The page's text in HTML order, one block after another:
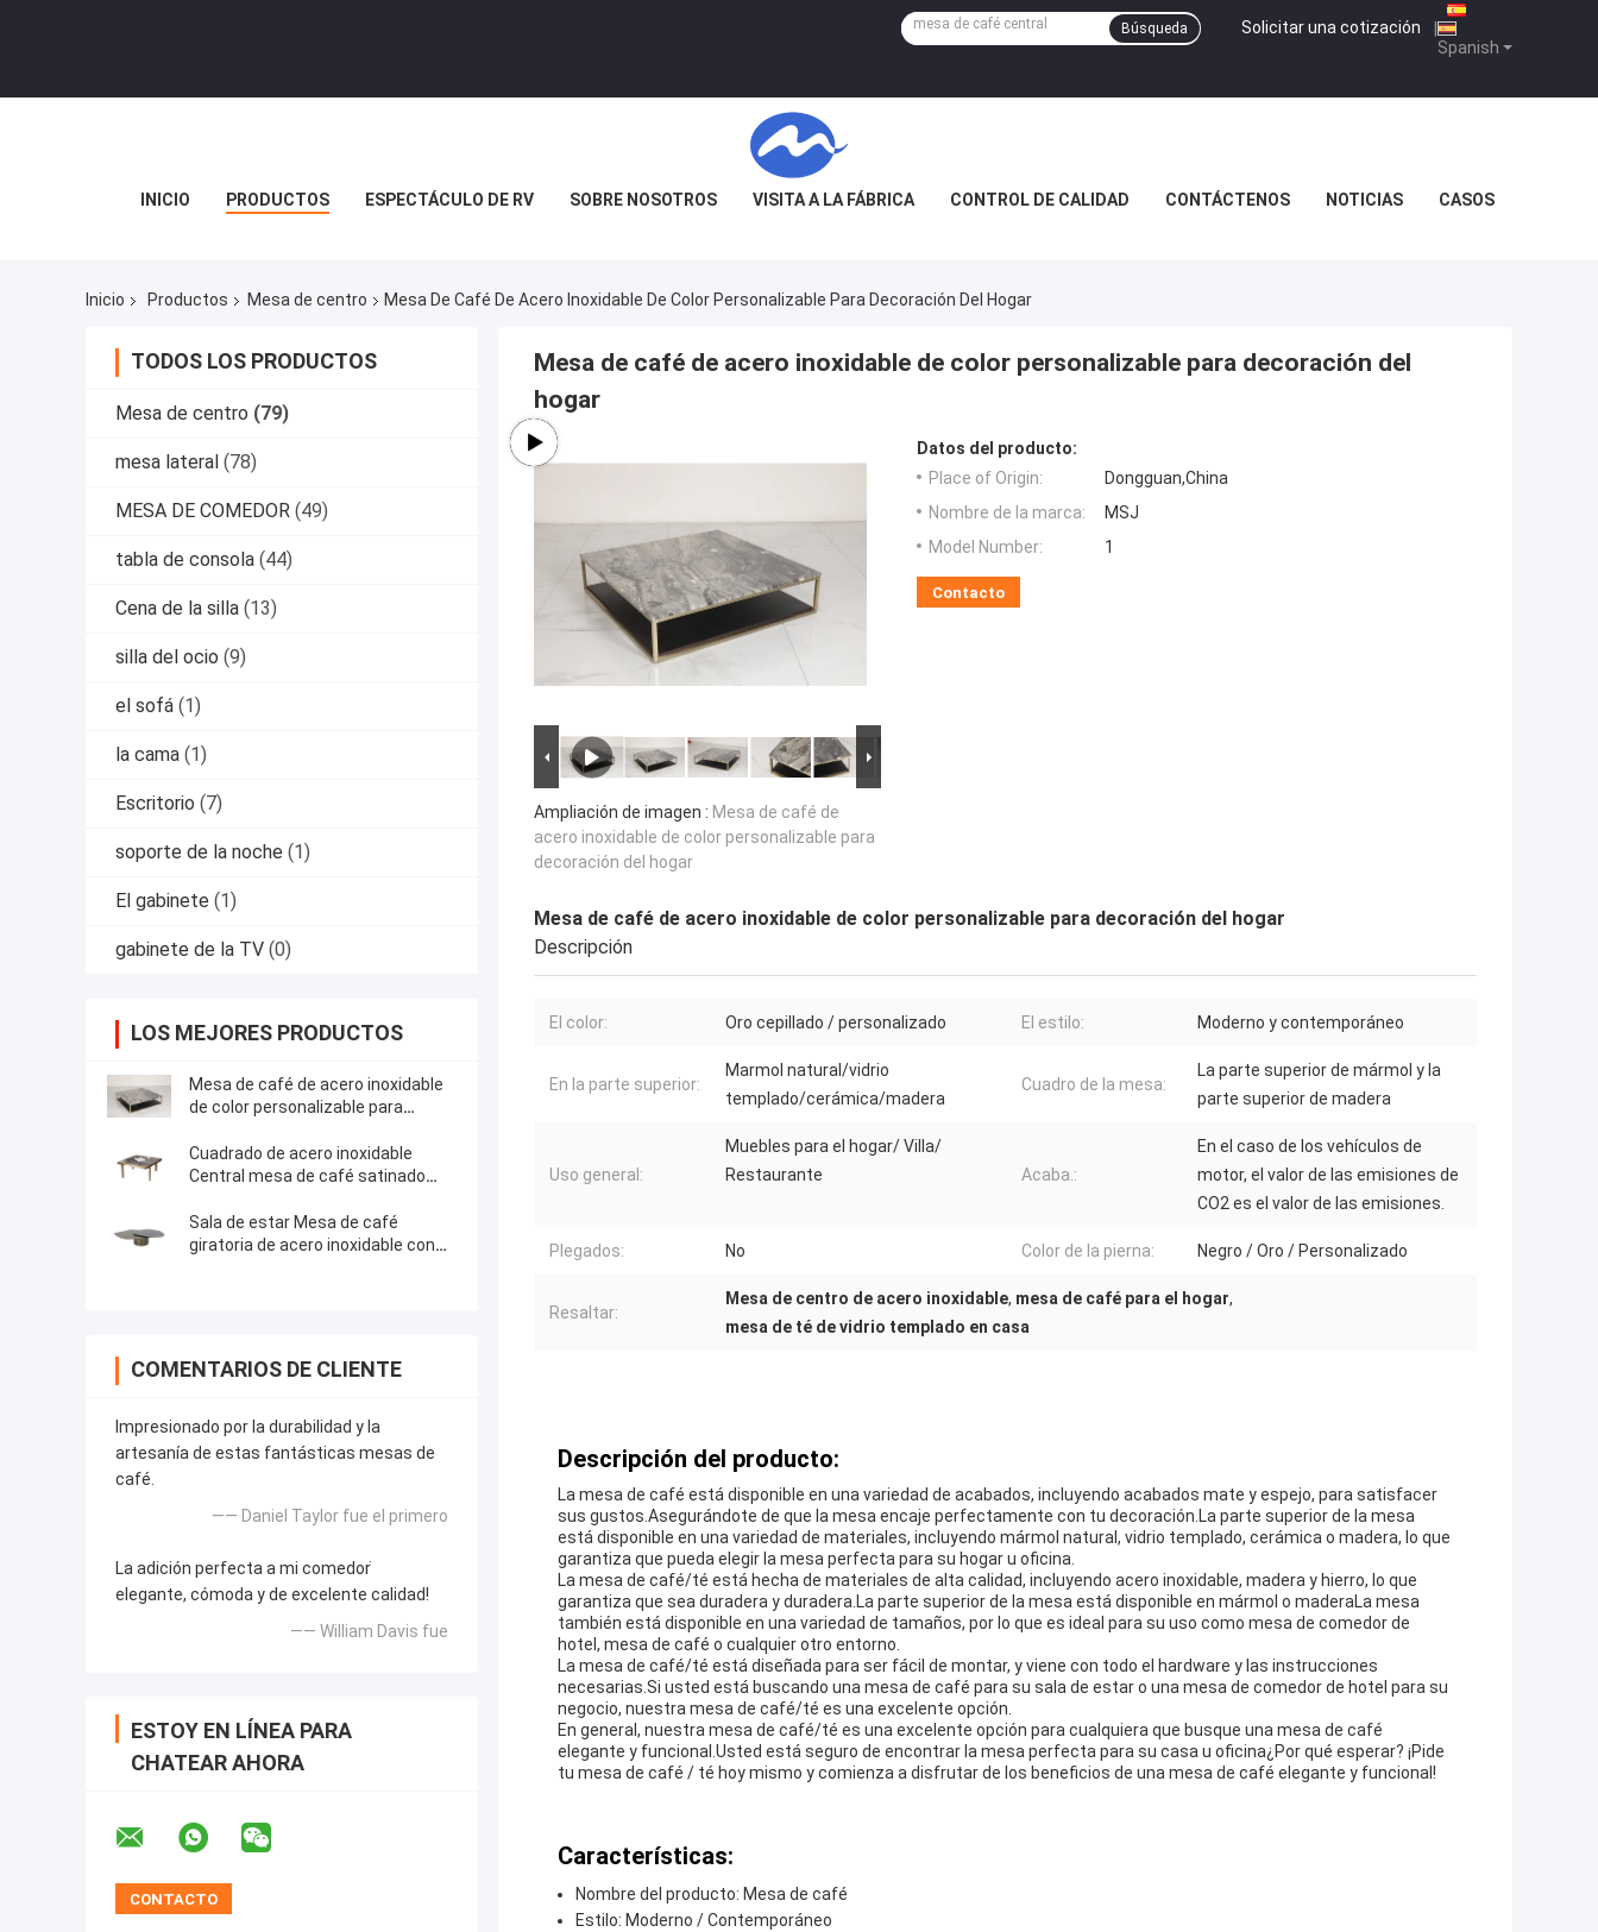
Spanish
Solicitar una cotización |
Búsqueda
INICIO PRODUCTOS ESPECTÁCULO DE RV SOBRE NOSOTROS VISITA A LA FÁBRICA CONTROL DE CALIDAD CONTÁCTENOS NOTICIAS CASOS
Inicio Productos Mesa de centro Mesa De Café De Acero Inoxidable De Color Personalizable Para Decoración Del Hogar
TODOS LOS PRODUCTOS
Mesa de centro (79)
mesa lateral (78)
MESA DE COMEDOR (49)
tabla de consola (44)
Cena de la silla (13)
silla del ocio (9)
el sofá (1)
la cama (1)
Escritorio (7)
soporte de la noche (1)
El gabinete (1)
gabinete de la TV (0)
LOS MEJORES PRODUCTOS
Mesa de café de acero inoxidable
de color personalizable para
Cuadrado de acero inoxidable
Central mesa de café satinado
té superior
Sala de estar Mesa de café
giratoria de acero inoxidable con
COMENTARIOS DE CLIENTE
Impresionado por la durabilidad y la
artesanía de estas fantásticas mesas de
café.
—— Daniel Taylor fue el primero
La adición perfecta a mi comedor ̇
elegante, cómoda y de excelente calidad!
—— William Davis fue
ESTOY EN LÍNEA PARA
CHATEAR AHORA
Mesa de café de acero inoxidable de color personalizable para decoración del
hogar
Ampliación de imagen : Mesa de café de
acero inoxidable de color personalizable para
decoración del hogar
Datos del producto:
Place of Origin:
Dongguan,China
Nombre de la marca:
MSJ
Model Number:
1
Contacto
Mesa de café de acero inoxidable de color personalizable para decoración del hogar
Descripción
El color: Oro cepillado / personalizado El estilo: Moderno y contemporáneo
En la parte superior:
Marmol natural/vidrio
templado/cerámica/madera
Cuadro de la mesa:
La parte superior de mármol y la
parte superior de madera
Uso general:
Muebles para el hogar/ Villa/
Restaurante
Acaba.:
En el caso de los vehículos de
motor, el valor de las emisiones de
CO2 es el valor de las emisiones.
Plegados: No Color de la pierna: Negro / Oro / Personalizado
Resaltar:
Mesa de centro de acero inoxidable, mesa de café para el hogar,
mesa de té de vidrio templado en casa
Descripción del producto:
La mesa de café está disponible en una variedad de acabados, incluyendo acabados mate y espejo, para satisfacer
sus gustos.Asegurándote de que la mesa encaje perfectamente con tu decoración.La parte superior de la mesa
está disponible en una variedad de materiales, incluyendo mármol natural, vidrio templado, cerámica o madera, lo que
garantiza que pueda elegir la mesa perfecta para su hogar u oficina.
La mesa de café/té está hecha de materiales de alta calidad, incluyendo acero inoxidable, madera y hierro, lo que
garantiza que sea duradera y duradera.La parte superior de la mesa está disponible en mármol o maderaLa mesa
también está disponible en una variedad de tamaños, por lo que es ideal para su uso como mesa de comedor de
hotel, mesa de café o cualquier otro entorno.
La mesa de café/té está diseñada para ser fácil de montar, y viene con todo el hardware y las instrucciones
necesarias.Si usted está buscando una mesa de café para su sala de estar o una mesa de comedor de hotel para su
negocio, nuestra mesa de café/té es una excelente opción.
En general, nuestra mesa de café/té es una excelente opción para cualquiera que busque una mesa de café
elegante y funcional.Usted está seguro de encontrar la mesa perfecta para su casa u oficina¿Por qué esperar? ¡Pide
tu mesa de café / té hoy mismo y comienza a disfrutar de los beneficios de una mesa de café elegante y funcional!
Características:
Nombre del producto: Mesa de café
Estilo: Moderno / Contemporáneo